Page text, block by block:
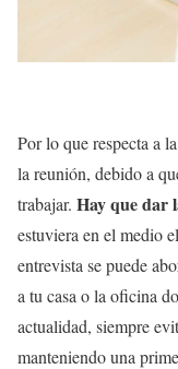
Por lo que respecta a la
la reunión, debido a
trabajar. Hay que dar
estuviera en el medio
entrevista se puede
a tu casa o la oficina
actualidad, siempre
manteniendo una